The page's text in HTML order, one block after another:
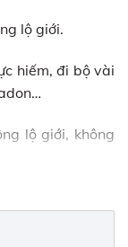
lộ giới.
hiếm, đi bộ vài
lộ giới, không